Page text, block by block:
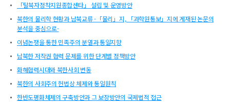
「탈북자정착지원종합센타」 설립 및 운영방안
북한의 물리학 현황과 남북교류 -「물리」지, 「과학원통보」지에 게재된 논문의
분석을 중심으로-
이념논쟁을 통한 민족주의 분열과 통일지향
남북한 저작권 협력 문제를 위한 단계별 정책방안
화해협력시대와 북한사회 변동
북한의 사회주의 헌법상 체제와 통일원칙
한반도평화체제의 구축방안과 그 보장방안의 국제법적 접근